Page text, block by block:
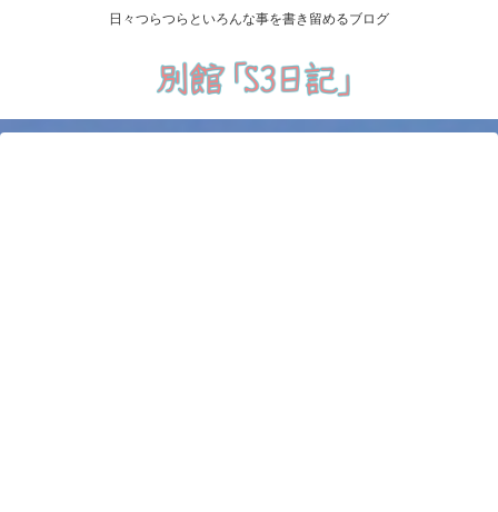
日々つらつらといろんな事を書き留めるブログ